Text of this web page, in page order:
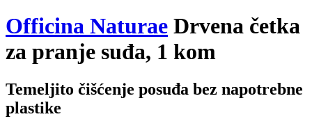
Officina Naturae Drvena četka
za pranje suđa, 1 kom
Temeljito čišćenje posuđa bez napotrebne
plastike